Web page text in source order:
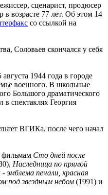
сценарист, продюсер
в возрасте 77 лет. Об этом 14
со ссылкой на
Соловьев скончался у себя
1944 года в городе
военного. В школьные
Большого драматического
в спектаклях Георгия
ВГИКа, после чего начал
фильмам Сто дней после
Наследница по прямой
- эмблема печали, красная
под звездным небом (1991) и